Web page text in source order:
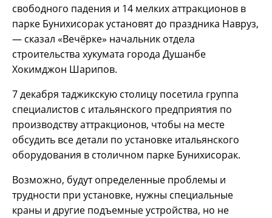
свободного падения и 14 мелких аттракционов в
парке Бунихисорак установят до праздника Навруз,
— сказал «Вечёрке» начальник отдела
строительства хукумата города Душанбе
Хокимджон Шарипов.
7 декабря таджикскую столицу посетила группа
специалистов с итальянского предприятия по
производству аттракционов, чтобы на месте
обсудить все детали по установке итальянского
оборудования в столичном парке Бунихисорак.
Возможно, будут определенные проблемы и
трудности при установке, нужны специальные
краны и другие подъемные устройства, но не